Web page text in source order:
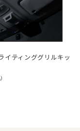
イティンググリルキッ